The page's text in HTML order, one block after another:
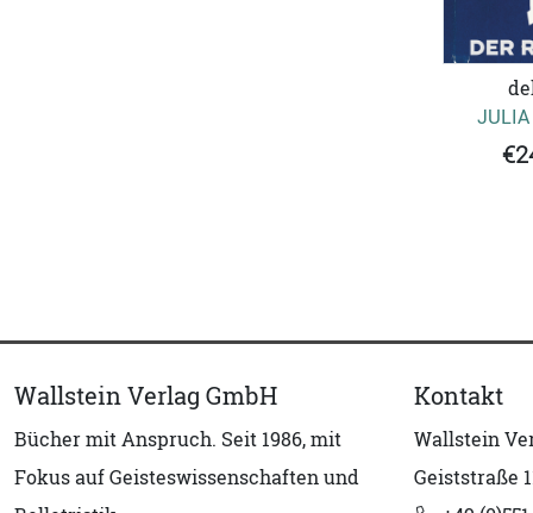
JULIA
Wallstein Verlag GmbH
Bücher mit Anspruch. Seit 1986, mit
Fokus auf Geisteswissenschaften und
Kontakt
Wallstein
Geiststraße